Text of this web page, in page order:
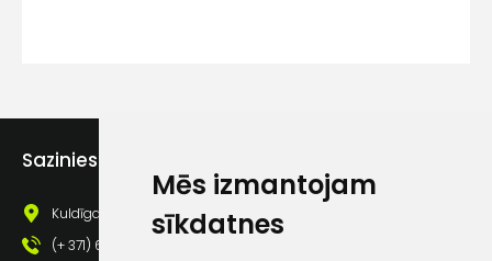
Mēs izmantojam
sīkdatnes
Sazinies ar mums
Kuldīgas iela 69a, Saldus, Saldus nov., LV - 3801
(+ 371) 63 881 186
Piekrītu saņemt
pastā